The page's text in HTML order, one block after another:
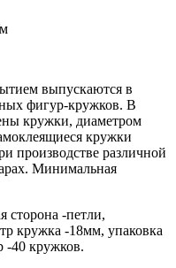
выпускаются в
фигур-кружков. В
кружки, диаметром
кружки
производстве различной
Минимальная
сторона -петли,
кружка -18мм, упаковка
-40 кружков.